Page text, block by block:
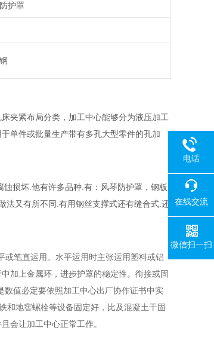
护罩
夹紧布局分类，加工中心能够分为液压加工
单件或批量生产带有多孔大型零件的孔加
损坏.他有许多品种.有：风琴防护罩，钢板
法又有所不同.有用钢丝支撑式还有缝合式.还
笔直运用。水平运用时主张运用塑料或铝
加上金属环，进步护罩的稳定性。衔接或固
值必定要依照加工中心出厂协作证书中实
和地窖螺栓等设备固定好，比及混凝土干固
会让加工中心正常工作。
电话
在线交流
微信扫一扫